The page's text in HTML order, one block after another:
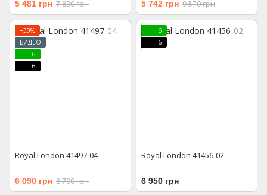
5 481 грн 7 830 грн 5 742 грн 9 570 грн
−30%
ВИДЕО
6
6
Royal London 41497-04
6 090 грн 8 700 грн
6
6
Royal London 41456-02
6 950 грн